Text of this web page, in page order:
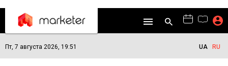
Пт, 7 августа 2026, 19:51 UA RU